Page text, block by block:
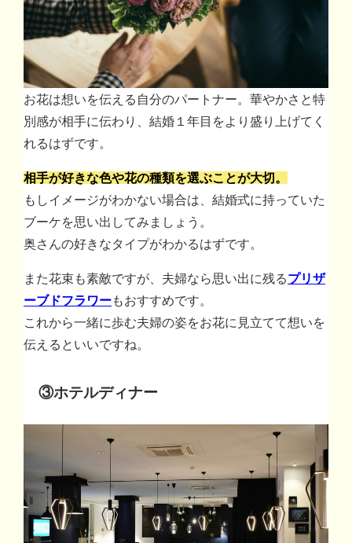
お花は想いを伝える自分のパートナー。華やかさと特
別感が相手に伝わり、結婚１年目をより盛り上げてく
れるはずです。
相手が好きな色や花の種類を選ぶことが大切。
もしイメージがわかない場合は、結婚式に持っていた
ブーケを思い出してみましょう。
奥さんの好きなタイプがわかるはずです。
また花束も素敵ですが、夫婦なら思い出に残るプリザ
ーブドフラワーもおすすめです。
これから一緒に歩む夫婦の姿をお花に見立てて想いを
伝えるといいですね。
③ホテルディナー